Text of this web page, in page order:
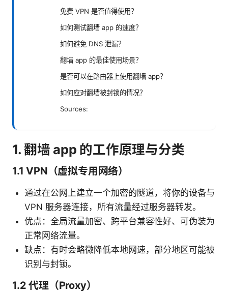
免费 VPN 是否值得使用？
如何测试翻墙 app 的速度？
如何避免 DNS 泄漏？
翻墙 app 的最佳使用场景？
是否可以在路由器上使用翻墙 app？
如何应对翻墙被封锁的情况？
Sources:
1. 翻墙 app 的工作原理与分类
1.1 VPN（虚拟专用网络）
通过在公网上建立一个加密的隧道，将你的设备与
VPN 服务器连接，所有流量经过服务器转发。
优点：全局流量加密、跨平台兼容性好、可伪装为
正常网络流量。
缺点：有时会略微降低本地网速，部分地区可能被
识别与封锁。
1.2 代理（Proxy）